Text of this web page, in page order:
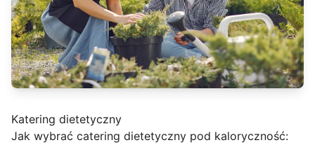
Katering dietetyczny
Jak wybrać catering dietetyczny pod kaloryczność: